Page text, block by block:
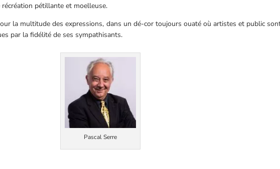
pétillante et moelleuse.
la multitude des expressions, dans un dé-cor toujours ouaté où artistes et public
par la fidélité de ses sympathisants.
Pascal Serre